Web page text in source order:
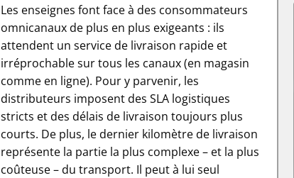
Les enseignes font face à des consommateurs
omnicanaux de plus en plus exigeants : ils
attendent un service de livraison rapide et
irréprochable sur tous les canaux (en magasin
comme en ligne). Pour y parvenir, les
distributeurs imposent des SLA logistiques
stricts et des délais de livraison toujours plus
courts. De plus, le dernier kilomètre de livraison
représente la partie la plus complexe – et la plus
coûteuse – du transport. Il peut à lui seul